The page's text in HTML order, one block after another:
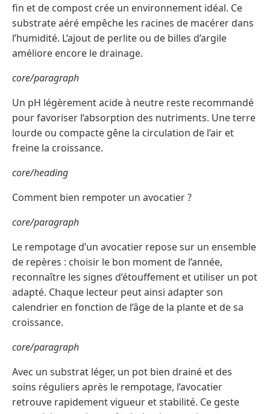
fin et de compost crée un environnement idéal. Ce
substrate aéré empêche les racines de macérer dans
l’humidité. L’ajout de perlite ou de billes d’argile
améliore encore le drainage.
core/paragraph
Un pH légèrement acide à neutre reste recommandé
pour favoriser l’absorption des nutriments. Une terre
lourde ou compacte gêne la circulation de l’air et
freine la croissance.
core/heading
Comment bien rempoter un avocatier ?
core/paragraph
Le rempotage d’un avocatier repose sur un ensemble
de repères : choisir le bon moment de l’année,
reconnaître les signes d’étouffement et utiliser un pot
adapté. Chaque lecteur peut ainsi adapter son
calendrier en fonction de l’âge de la plante et de sa
croissance.
core/paragraph
Avec un substrat léger, un pot bien drainé et des
soins réguliers après le rempotage, l’avocatier
retrouve rapidement vigueur et stabilité. Ce geste